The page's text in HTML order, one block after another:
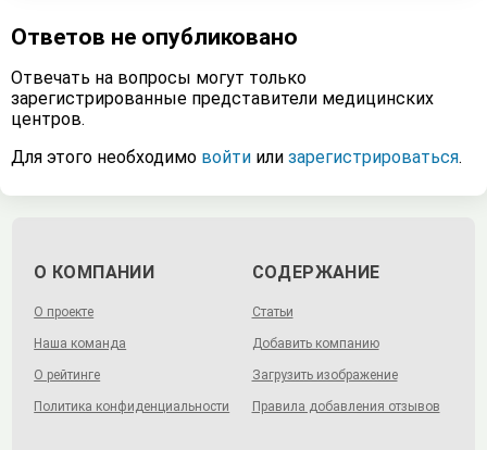
Ответов не опубликовано
Отвечать на вопросы могут только
зарегистрированные представители медицинских
центров.
Для этого необходимо войти или зарегистрироваться.
О КОМПАНИИ
О проекте
Наша команда
О рейтинге
Политика конфиденциальности
СОДЕРЖАНИЕ
Статьи
Добавить компанию
Загрузить изображение
Правила добавления отзывов